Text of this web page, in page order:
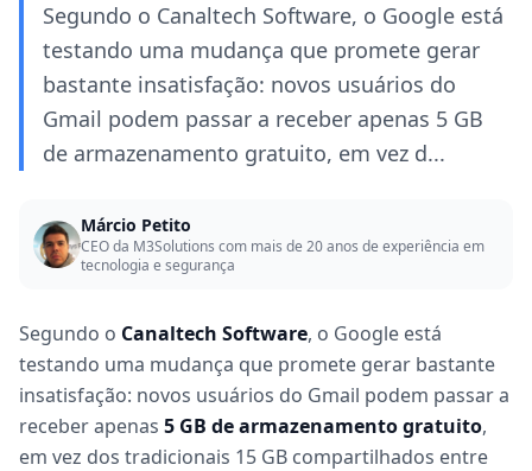
Segundo o Canaltech Software, o Google está
testando uma mudança que promete gerar
bastante insatisfação: novos usuários do
Gmail podem passar a receber apenas 5 GB
de armazenamento gratuito, em vez d...
Márcio Petito
CEO da M3Solutions com mais de 20 anos de experiência em
tecnologia e segurança
Segundo o Canaltech Software, o Google está
testando uma mudança que promete gerar bastante
insatisfação: novos usuários do Gmail podem passar a
receber apenas 5 GB de armazenamento gratuito,
em vez dos tradicionais 15 GB compartilhados entre